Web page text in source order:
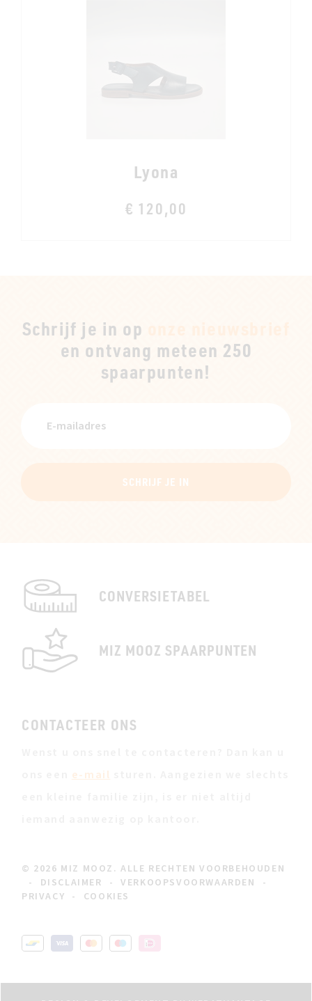
Lyona
€ 120,00
Schrijf je in op
en ontvang meteen 250
spaarpunten!
SCHRIJF JE IN
CONVERSIETABEL
MIZ MOOZ SPAARPUNTEN
CONTACTEER ONS
e-mail
© 2026 MIZ MOOZ. ALLE RECHTEN VOORBEHOUDEN
-
DISCLAIMER - VERKOOPSVOORWAARDEN
-
PRIVACY - COOKIES